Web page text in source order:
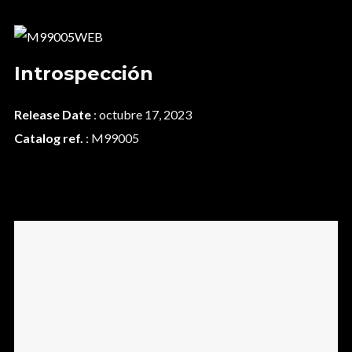
Introspección
Release Date: octubre 17, 2023
Catalog ref. : M99005